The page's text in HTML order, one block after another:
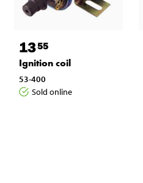
1355
Ignition coil
53-400
Sold online